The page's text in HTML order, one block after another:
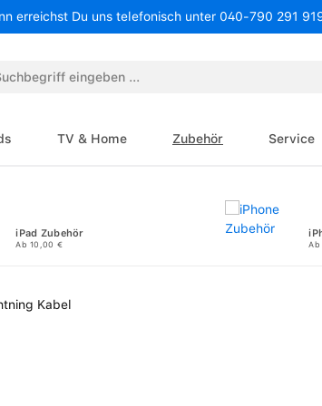
erreichst Du uns telefonisch unter 040-790 291
TV & Home Zubehör Service
iPad Zubehör
Ab 10,00 €